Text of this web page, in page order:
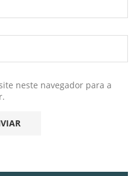
neste navegador para a